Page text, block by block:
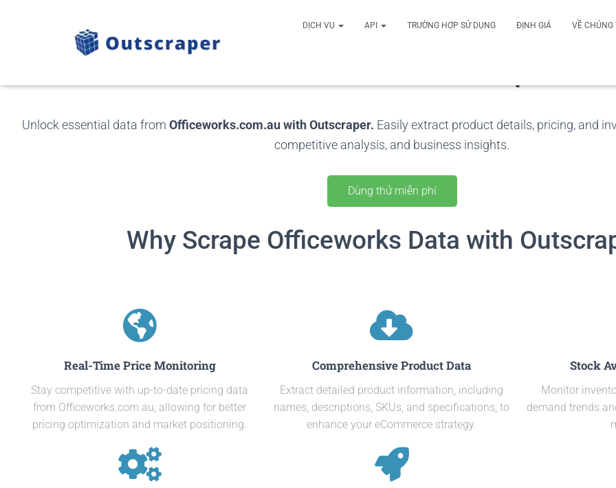
DỊCH VỤ API TRƯỜNG HỢP SỬ DỤNG ĐỊNH GIÁ VỀ CHÚNG
Unlock essential data from Officeworks.com.au with Outscraper. Easily extract product details, pricing, and
competitive analysis, and business insights.
Dùng thử miễn phí
Why Scrape Officeworks Data with
Real-Time Price Monitoring
Stay competitive with up-to-date pricing data
from Officeworks.com.au, allowing for better
pricing optimization and market positioning.
Comprehensive Product Data
Extract detailed product information, including
names, descriptions, SKUs, and specifications, to
enhance your eCommerce strategy.
Stock
Monitor
demand trends